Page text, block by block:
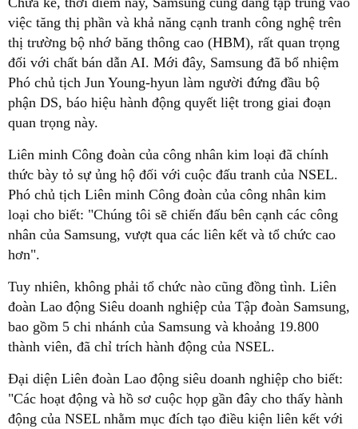
việc tăng thị phần và khả năng cạnh tranh công nghệ trên
thị trường bộ nhớ băng thông cao (HBM), rất quan trọng
đối với chất bán dẫn AI. Mới đây, Samsung đã bổ nhiệm
Phó chủ tịch Jun Young-hyun làm người đứng đầu bộ
phận DS, báo hiệu hành động quyết liệt trong giai đoạn
quan trọng này.
Liên minh Công đoàn của công nhân kim loại đã chính
thức bày tỏ sự ủng hộ đối với cuộc đấu tranh của NSEL.
Phó chủ tịch Liên minh Công đoàn của công nhân kim
loại cho biết: "Chúng tôi sẽ chiến đấu bên cạnh các công
nhân của Samsung, vượt qua các liên kết và tổ chức cao
hơn".
Tuy nhiên, không phải tổ chức nào cũng đồng tình. Liên
đoàn Lao động Siêu doanh nghiệp của Tập đoàn Samsung,
bao gồm 5 chi nhánh của Samsung và khoảng 19.800
thành viên, đã chỉ trích hành động của NSEL.
Đại diện Liên đoàn Lao động siêu doanh nghiệp cho biết:
"Các hoạt động và hồ sơ cuộc họp gần đây cho thấy hành
động của NSEL nhằm mục đích tạo điều kiện liên kết với